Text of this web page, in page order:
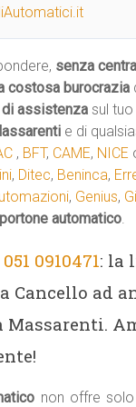
senza
costosa burocrazia
di assistenza sul
e di
, BFT, CAME, NICE
, Ditec, Beninca,
, Genius,
portone automatico.
051 0910471: la
Cancello ad
Massarenti.
non offre